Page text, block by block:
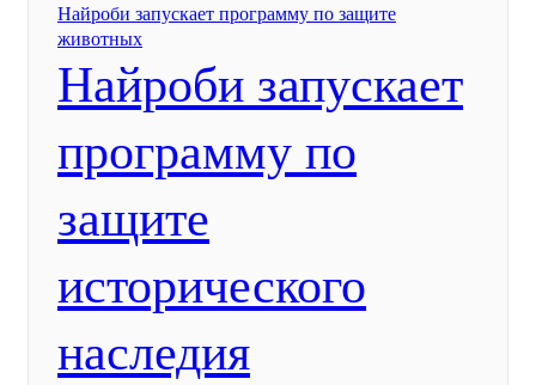
Найроби запускает программу по защите
животных
Найроби запускает
программу по
защите
исторического
наследия